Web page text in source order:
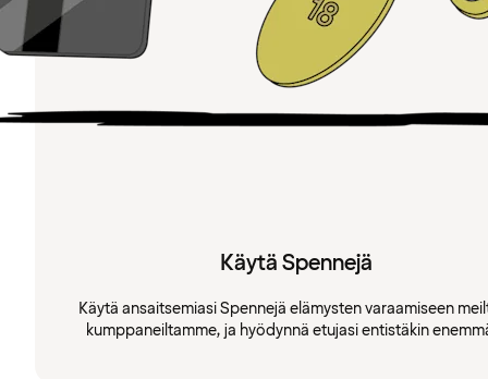
Käytä Spennejä
Käytä ansaitsemiasi Spennejä elämysten varaamiseen
kumppaneiltamme, ja hyödynnä etujasi entistäkin